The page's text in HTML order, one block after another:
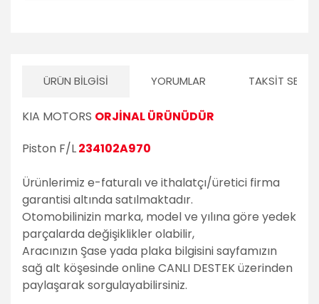
ÜRÜN BILGISI YORUMLAR TAKSIT
KIA MOTORS ORJİNAL ÜRÜNÜDÜR
Piston F/L234102A970
Ürünlerimiz e-faturalı ve ithalatçı/üretici firma
garantisi altında satılmaktadır.
Otomobilinizin marka, model ve yılına göre yedek
parçalarda değişiklikler olabilir,
Aracınızın Şase yada plaka bilgisini sayfamızın
sağ alt köşesinde online CANLI DESTEK üzerinden
paylaşarak sorgulayabilirsiniz.